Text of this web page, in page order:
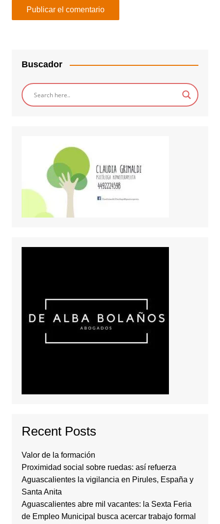
Buscador
Recent Posts
Valor de la formación
Proximidad social sobre ruedas: así refuerza
Aguascalientes la vigilancia en Pirules, España y
Santa Anita
Aguascalientes abre mil vacantes: la Sexta Feria
de Empleo Municipal busca acercar trabajo formal